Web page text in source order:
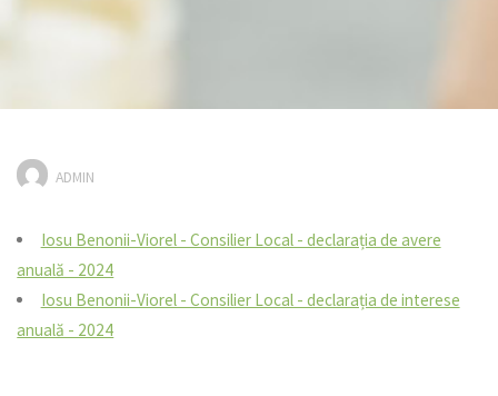
ADMIN
Iosu Benonii-Viorel - Consilier Local - declarația de avere
anuală - 2024
Iosu Benonii-Viorel - Consilier Local - declarația de interese
anuală - 2024